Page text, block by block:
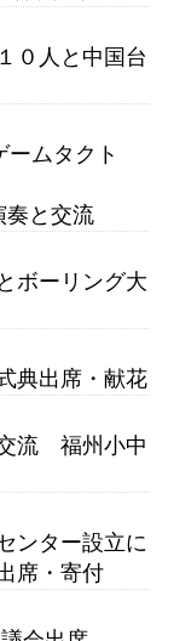
０人と中国台
ームタクト
奏と交流
ボーリング大
典出席・献花
流 福州小中
ンター設立に
席・寄付